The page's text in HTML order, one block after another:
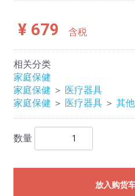
¥ 679 含税
相关分类
家庭保健
家庭保健 ＞ 医疗器具
家庭保健 ＞ 医疗器具 ＞ 其他
数量
放入购货